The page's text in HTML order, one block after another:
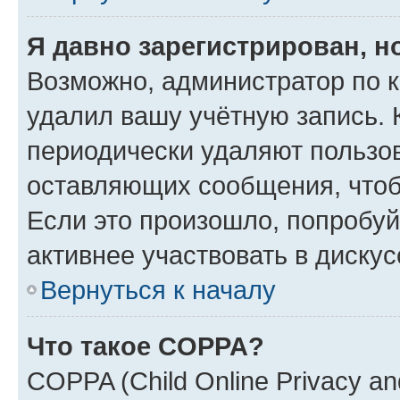
Я давно зарегистрирован,
Возможно, администратор по
удалил вашу учётную запись.
периодически удаляют
оставляющих сообщения,
Если это произошло,
активнее участвовать в
Вернуться к началу
Что такое COPPA?
COPPA (Child Online Privacy